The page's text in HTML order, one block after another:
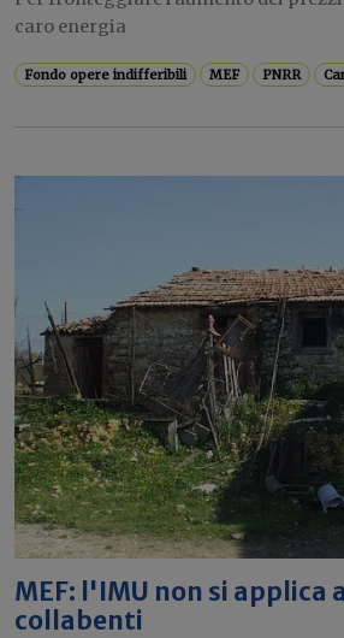
caro energia
Fondo opere indifferibili MEF PNRR
MEF: l'IMU non si applica
collabenti